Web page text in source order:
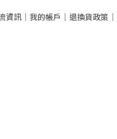
資訊 我的帳戶 退換貨政策